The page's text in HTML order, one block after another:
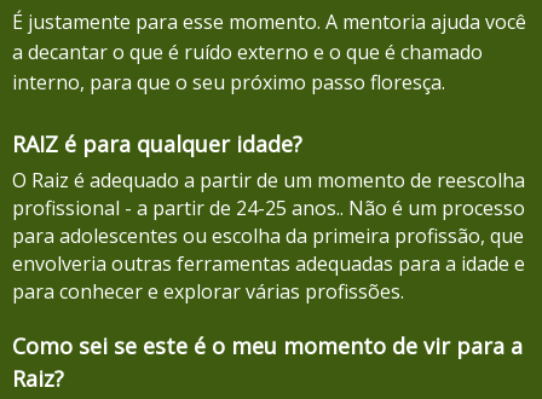
É justamente para esse momento. A mentoria ajuda você
a decantar o que é ruído externo e o que é chamado
interno, para que o seu próximo passo floresça.
RAIZ é para qualquer idade?
O Raiz é adequado a partir de um momento de reescolha
profissional - a partir de 24-25 anos.. Não é um processo
para adolescentes ou escolha da primeira profissão, que
envolveria outras ferramentas adequadas para a idade e
para conhecer e explorar várias profissões.
Como sei se este é o meu momento de vir para a
Raiz?